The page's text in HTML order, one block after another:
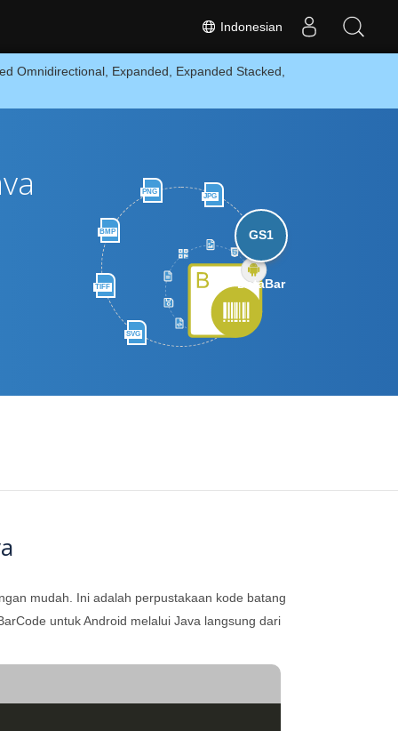
Indonesian
Omnidirectional, Expanded, Expanded Stacked,
PNG
JPG
BMP
TIFF
SVG
GS1
DataBar
mudah. Ini adalah perpustakaan kode batang
untuk Android melalui Java langsung dari